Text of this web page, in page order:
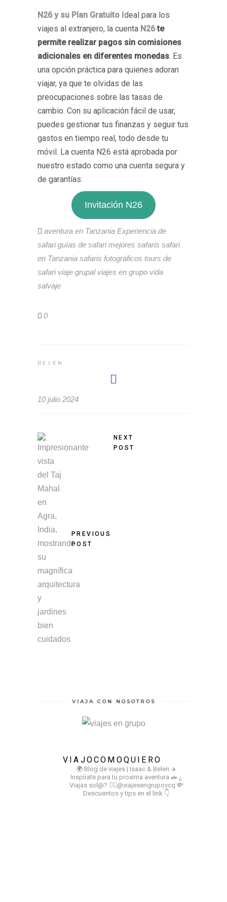
N26 y su Plan Gratuito Ideal para los
viajes al extranjero, la cuenta N26te
permite realizar pagos sin comisiones
adicionales en diferentes monedas. Es
una opción práctica para quienes adoran
viajar, ya que te olvidas de las
preocupaciones sobre las tasas de
cambio. Con su aplicación fácil de usar,
puedes gestionar tus finanzas y seguir tus
gastos en tiempo real, todo desde tu
móvil. La cuenta N26 está aprobada por
nuestro estado como una cuenta segura y
de garantías.
Invitación N26
aventura en Tanzania Experiencia de
safari guías de safari mejores safaris safari
en Tanzania safaris fotográficos tours de
safari viaje grupal viajes en grupo vida
salvaje
0
BELEN
10 julio 2024
PREVIOUS
POST
NEXT
POST
VIAJA CON NOSOTROS
VIAJOCOMOQUIERO
🌍 Blog de viajes | Isaac & Belen ✈️
Inspírate para tu proxima aventura 🚗 ¿
Viajas sol@? 👉🏻@viajesengrupovcq 💸
Descuentos y tips en el link 👇